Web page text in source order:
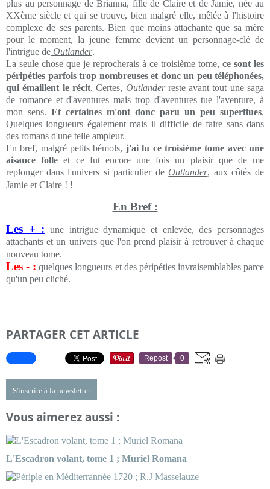
plus au personnage de Brianna, fille de Claire et de Jamie, née au
XXème siècle et qui se trouve, bien malgré elle, mêlée à l'histoire
complexe de ses parents. Bien que moins attachante que sa mère
pour le moment, la jeune femme devient un personnage-clé de
l'intrigue de Outlander.
La seule chose que je reprocherais à ce troisième tome, ce sont les
péripéties parfois trop nombreuses et donc un peu téléphonées,
qui émaillent le récit. Certes, Outlanderreste avant tout une saga
de romance et d'aventures mais trop d'aventures tue l'aventure, à
mon sens. Et certaines m'ont donc paru un peu superflues.
Quelques longueurs également mais il difficile de faire sans dans
des romans d'une telle ampleur.
En bref, malgré petits bémols, j'ai lu ce troisième tome avec une
aisance folle et ce fut encore une fois un plaisir que de me
replonger dans l'univers si particulier deOutlander, aux côtés de
Jamie et Claire ! !
En Bref :
Les + : une intrigue dynamique et enlevée, des personnages
attachants et un univers que l'on prend plaisir à retrouver à chaque
nouveau tome.
Les - : quelques longueurs et des péripéties invraisemblables parce
qu'un peu cliché.
PARTAGER CET ARTICLE
Repost 0
S'inscrire à la newsletter
Vous aimerez aussi :
L'Escadron volant, tome 1 ; Muriel Romana